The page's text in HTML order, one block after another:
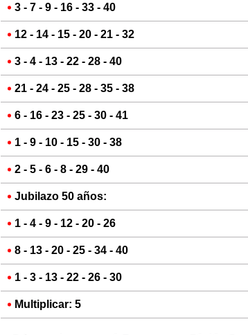
3 - 7 - 9 - 16 - 33 - 40
12 - 14 - 15 - 20 - 21 - 32
3 - 4 - 13 - 22 - 28 - 40
21 - 24 - 25 - 28 - 35 - 38
6 - 16 - 23 - 25 - 30 - 41
1 - 9 - 10 - 15 - 30 - 38
2 - 5 - 6 - 8 - 29 - 40
Jubilazo 50 años:
1 - 4 - 9 - 12 - 20 - 26
8 - 13 - 20 - 25 - 34 - 40
1 - 3 - 13 - 22 - 26 - 30
Multiplicar: 5